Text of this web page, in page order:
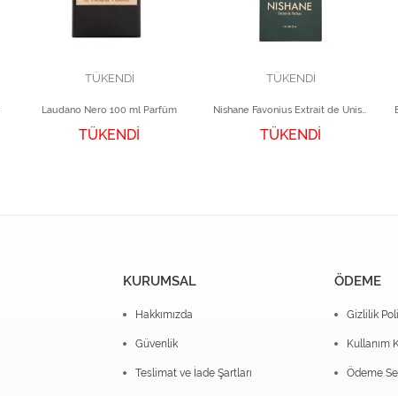
TÜKENDİ
Laudano Nero 100 ml Parfüm
TÜKENDİ
TÜKENDİ
TÜKENDİ
KURUMSAL
Hakkımızda
Güvenlik
Teslimat ve İade Şartları
ÖDEME
Gizlilik
Kullanım
Ödeme